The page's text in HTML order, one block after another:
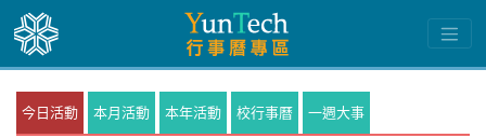
今日活動 本月活動 本年活動 校行事曆 一週大事